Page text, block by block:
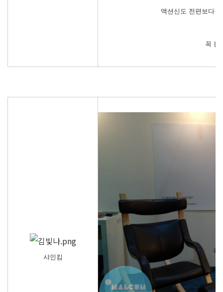
액션신도 전편보다
꼭 볼
샤인킴